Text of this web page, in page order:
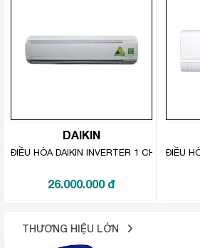
giúp lọc không gian sống liên tục,
sạch sẽ và dễ chịu hơn cho gia đình.
DAIKIN
ĐIỀU HÒA DAIKIN INVERTER 1 CHIỀU
26.000.000 đ
ĐIỀU
THƯƠNG HIỆU LỚN